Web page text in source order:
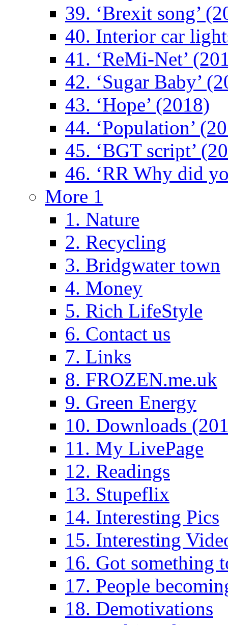
39. ‘Brexit song’
40. Interior car
41. ‘ReMi-Net’
42. ‘Sugar Baby’
43. ‘Hope’ (2018)
44. ‘Population’
45. ‘BGT script’
46. ‘RR Why did
More 1
1. Nature
2. Recycling
3. Bridgwater town
4. Money
5. Rich LifeStyle
6. Contact us
7. Links
8. FROZEN.me.uk
9. Green Energy
10. Downloads
11. My LivePage
12. Readings
13. Stupeflix
14. Interesting Pics
15. Interesting
16. Got something
17. People
18. Demotivations